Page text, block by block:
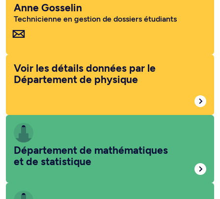
Anne Gosselin
Technicienne en gestion de dossiers étudiants
Voir les détails données par le
Département de physique
Département de mathématiques
et de statistique